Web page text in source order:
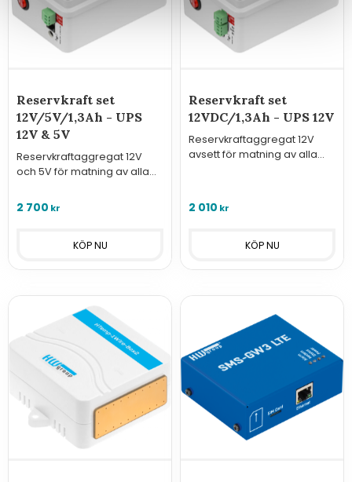
Reservkraft set
12V/5V/1,3Ah - UPS
12V & 5V
Reservkraftaggregat 12V
och 5V för matning av alla
matas med 12 el. 5VDC. Set
2 700 kr
Reservkraft set
12VDC/1,3Ah - UPS 12V
Reservkraftaggregat 12V
avsett för matning av alla
anslutningskabel.
2 010 kr